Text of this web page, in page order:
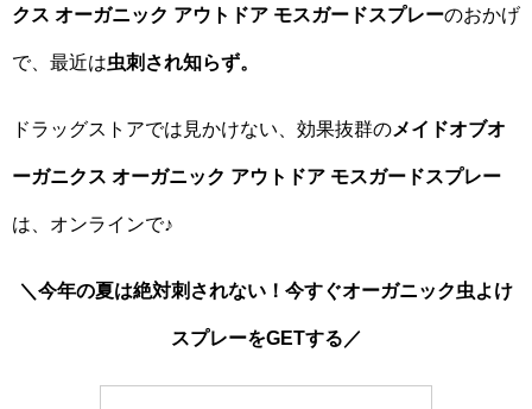
クス オーガニック アウトドア モスガードスプレーのおかげ
で、最近は虫刺され知らず。
ドラッグストアでは見かけない、効果抜群の メイドオブオ
ーガニクス オーガニック アウトドア モスガードスプレー
は、オンラインで♪
＼今年の夏は絶対刺されない！今すぐオーガニック虫よけ
スプレーをGETする／